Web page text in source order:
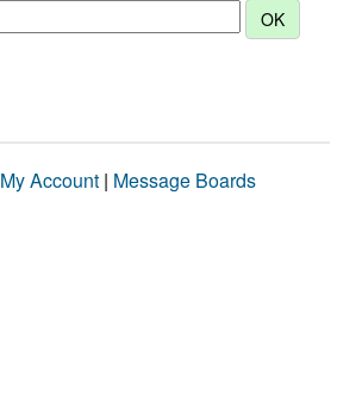
My Account | Message Boards